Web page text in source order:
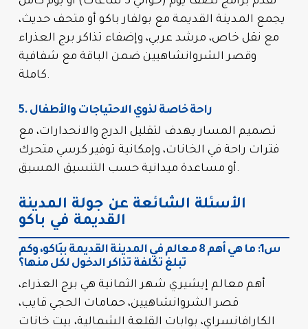
يجمع المدينة القديمة مع بولفار باكو أو متحف حديث،
مع نقل خاص، مرشد عربي، وإضفاء تذاكر برج العذراء
وقصر الشروانشاهيين ضمن الباقة مع شفافية
كاملة.
5. راحة خاصة لذوي الاحتياجات والأطفال
تصميم المسار يهدف لتقليل الدرج والانحدارات، مع
فترات راحة في الخانات، وإمكانية توفير كرسي متحرك
أو مساعدة ميدانية حسب التنسيق المسبق.
الأسئلة الشائعة عن جولة المدينة
القديمة في باكو
س1: ما هي أهم 8 معالم في المدينة القديمة ببَاكو، وكم
تبلغ تكلفة تذاكر الدخول لكل منها؟
أهم معالم إيشيري شهر الثمانية هي برج العذراء،
قصر الشروانشاهيين، حمامات الحجي قايب،
الكارافانسراي، بوابات القلعة الشمالية، بيت خانات